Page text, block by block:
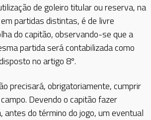
de goleiro titular ou reserva, na
partidas distintas, é de livre
do capitão, observando-se que a
partida será contabilizada como
no artigo 8º.
precisará, obrigatoriamente, cumprir
Devendo o capitão fazer
antes do término do jogo, um eventual